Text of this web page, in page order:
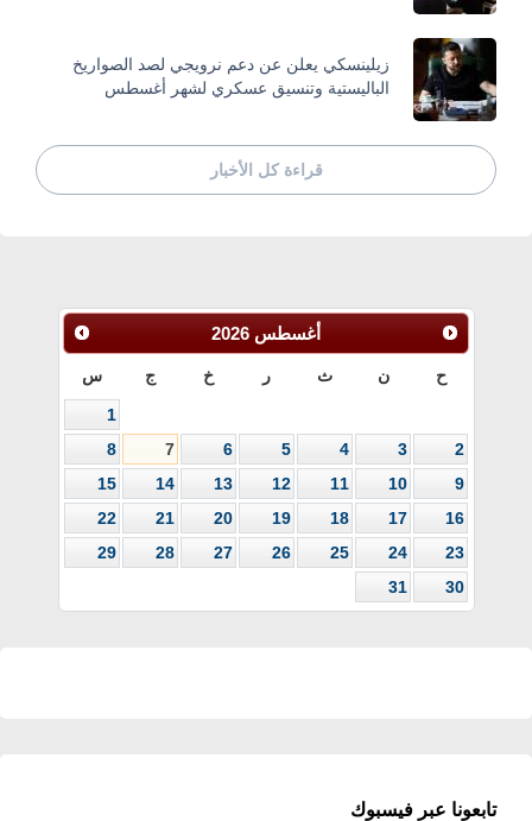
زيلينسكي يعلن عن دعم نرويجي لصد الصواريخ
الباليستية وتنسيق عسكري لشهر أغسطس
قراءة كل الأخبار
أغسطس 2026
ح ن ث ر خ ج س
1
2
3
4
5
6
7
8
9
10
11
12
13
14
15
16
17
18
19
20
21
22
23
24
25
26
27
28
29
30
31
تابعونا عبر فيسبوك